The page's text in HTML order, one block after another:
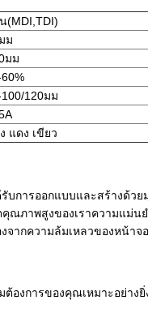
(MDI,TDI)
ม
มม
120มม
แดง เขียว
บการออกแบบและสร้างด้ว
ภาพสูงของเราความแม่น
จากความล้มเหลวของหน้าจอ
องการของคุณเหมาะอย่าง